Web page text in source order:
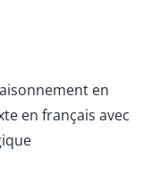
en
en français avec